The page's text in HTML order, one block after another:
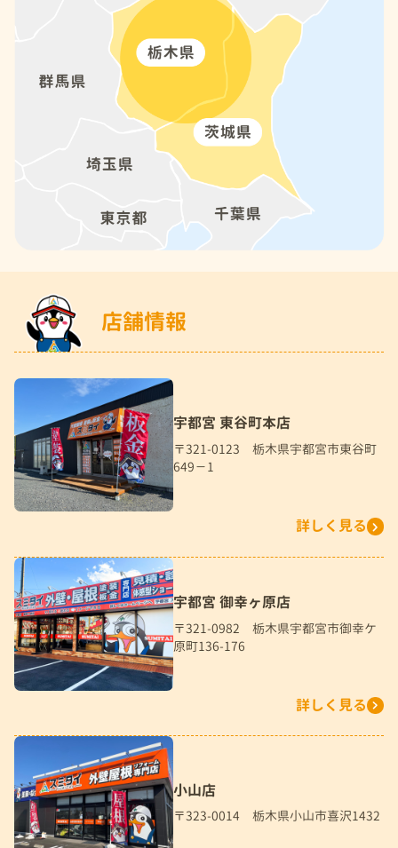
店舗情報
宇都宮 東谷町本店
〒321-0123 栃木県宇都宮市東谷町
649－1
詳しく見る
宇都宮 御幸ヶ原店
〒321-0982 栃木県宇都宮市御幸ケ
原町136-176
詳しく見る
小山店
〒323-0014 栃木県小山市喜沢1432